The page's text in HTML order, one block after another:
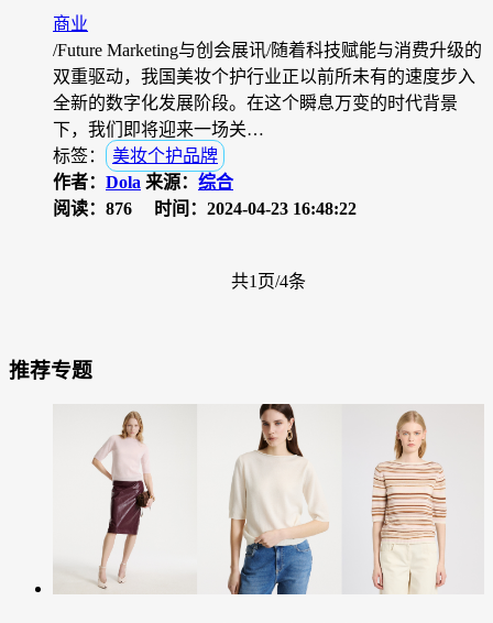
商业
/Future Marketing与创会展讯/随着科技赋能与消费升级的
双重驱动，我国美妆个护行业正以前所未有的速度步入
全新的数字化发展阶段。在这个瞬息万变的时代背景
下，我们即将迎来一场关…
标签：
美妆个护品牌
作者： Dola 来源： 综合
阅读：876
时间：2024-04-23 16:48:22
共1页/4条
推荐专题